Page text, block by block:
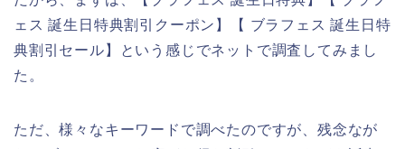
ェス 誕生日特典割引クーポン】【 ブラフェス 誕生日特
典割引セール】という感じでネットで調査してみまし
た。
ただ、様々なキーワードで調べたのですが、残念なが